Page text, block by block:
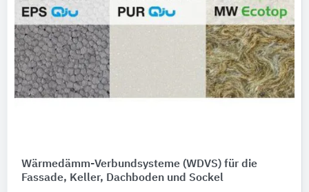
Wärmedämm-Verbundsysteme (WDVS) für die
Fassade, Keller, Dachboden und Sockel